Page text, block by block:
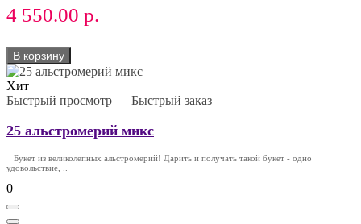
4 550.00 р.
В корзину
Хит
Быстрый просмотр
Быстрый заказ
25 альстромерий микс
Букет из великолепных альстромерий! Дарить и получать такой букет - одно
удовольствие, ..
0